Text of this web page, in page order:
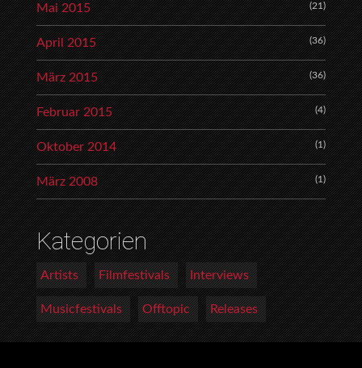
Mai 2015 (21)
April 2015 (36)
März 2015 (36)
Februar 2015 (4)
Oktober 2014 (1)
März 2008 (1)
Kategorien
Artists Filmfestivals Interviews
Musicfestivals Offtopic Releases